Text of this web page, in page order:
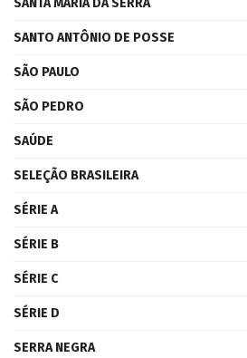
SANTA MARIA DA SERRA
SANTO ANTÔNIO DE POSSE
SÃO PAULO
SÃO PEDRO
SAÚDE
SELEÇÃO BRASILEIRA
SÉRIE A
SÉRIE B
SÉRIE C
SÉRIE D
SERRA NEGRA